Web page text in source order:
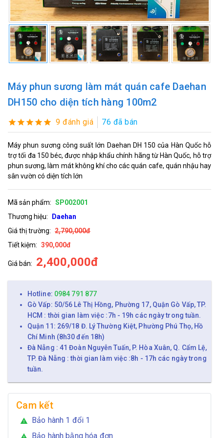
Máy phun sương làm mát quán cafe Daehan
DH150 cho diện tích hàng 100m2
9 đánh giá 76 đã bán
Máy phun sương công suất lớn Daehan DH 150 của Hàn Quốc hỗ
trợ tối đa 150 béc, được nhập khẩu chính hãng từ Hàn Quốc, hỗ trợ
phun sương, làm mát không khí cho các quán cafe, quán nhậu hay
sân vườn có diện tích lớn
Mã sản phẩm: SP002001
Thương hiệu:
Daehan
Giá thị trường: 2,790,000đ
Tiết kiệm: 390,000đ
Giá bán: 2,400,000đ
Hotline: 0984 791 877
Gò Vấp: 50/56 Lê Thị Hồng, Phường 17, Quận Gò Vấp, TP.
HCM : thời gian làm việc :7h - 19h các ngày trong tuần.
Quận 11: 269/18 Đ. Lý Thường Kiệt, Phường Phú Thọ, Hồ
Chí Minh (8h30 đến 18h)
Đà Nẵng : 41 Đoàn Nguyễn Tuấn, P. Hòa Xuân, Q. Cẩm Lệ,
TP. Đà Nẵng : thời gian làm việc :8h - 17h các ngày trong
tuần.
Cam kết
warning Bảo hành 1 đổi 1
Bảo hành bằng hóa đơn